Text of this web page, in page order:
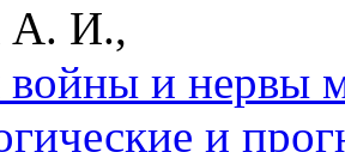
А. И.,
и нервы
и